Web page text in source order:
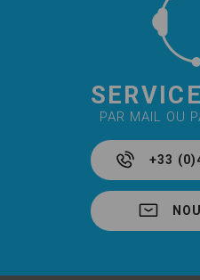
PAR MAIL OU
+33